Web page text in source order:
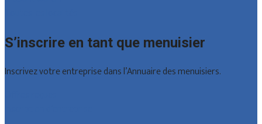
S’inscrire en tant que menuisier
Inscrivez votre entreprise dans l’Annuaire des menuisiers.